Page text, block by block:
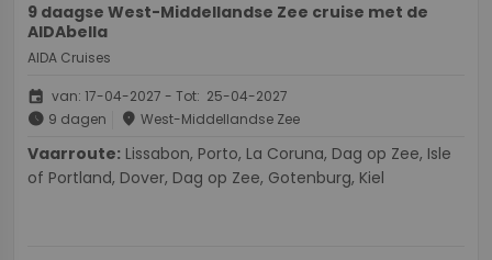
9 daagse West-Middellandse Zee cruise met de
AIDAbella
AIDA Cruises
event van: 17-04-2027 - Tot: 25-04-2027
schedule 9 dagen place West-Middellandse Zee
Vaarroute:
of Portland, Dover, Dag op Zee, Gotenburg, Kiel